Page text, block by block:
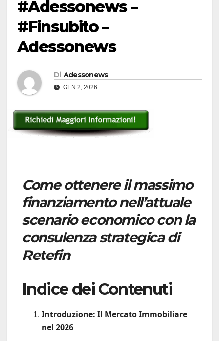
#Adessonews –
#Finsubito –
Adessonews
Di Adessonews
GEN 2, 2026
Come ottenere il massimo
finanziamento nell’attuale
scenario economico con la
consulenza strategica di
Retefin
Indice dei Contenuti
Introduzione: Il Mercato Immobiliare
nel 2026